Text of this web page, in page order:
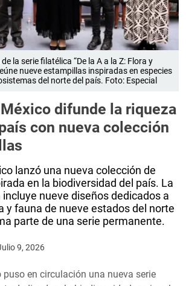
la serie filatélica “De la A a la Z: Flora y
nueve estampillas inspiradas en especies
del norte del país. Foto: Especial
difunde la riqueza
con nueva colección
lanzó una nueva colección de
en la biodiversidad del país. La
nueve diseños dedicados a
y fauna de nueve estados del norte
parte de una serie permanente.
9, 2026
puso en circulación una nueva serie